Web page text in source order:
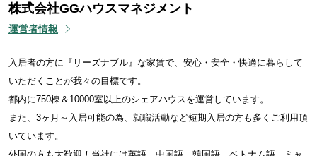
株式会社GGハウスマネジメント
運営者情報
入居者の方に『リーズナブル』な家賃で、安心・安全・快適に暮らして
いただくことが我々の目標です。
都内に750棟＆10000室以上のシェアハウスを運営しています。
また、3ヶ月～入居可能の為、就職活動など短期入居の方も多くご利用頂
いています。